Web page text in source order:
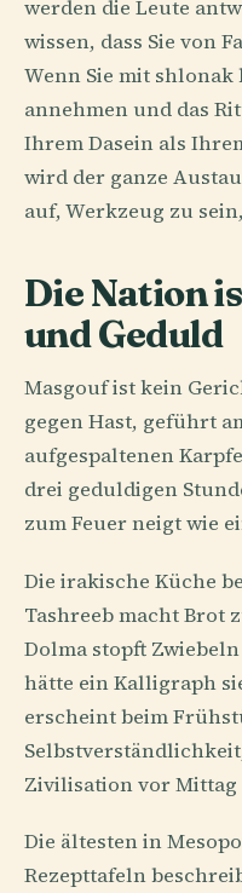
werden die Leute
wissen, dass Sie von
Wenn Sie mit shlonak
annehmen und das
Ihrem Dasein als
wird der ganze
auf, Werkzeug zu
Die Nation
und Geduld
Masgouf ist kein
gegen Hast, geführt
aufgespaltenen
drei geduldigen
zum Feuer neigt wie
Die irakische Küche
Tashreeb macht Brot
Dolma stopft
hätte ein Kalligraph
erscheint beim
Zivilisation vor
Die ältesten in
Rezepttafeln